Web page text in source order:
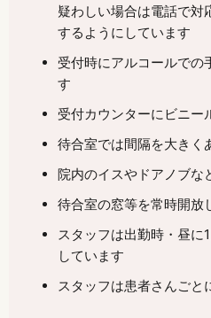
疑わしい場合は電話で対
するようにしています
受付時にアルコールでの
す
受付カウンターにビニー
待合室では間隔を大きく
院内のイスやドアノブな
待合室の窓等を常時開放
スタッフは出勤時・昼に
しています
スタッフは患者さんごと